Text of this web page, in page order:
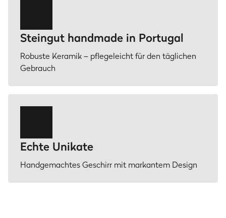
Steingut handmade in Portugal
Robuste Keramik – pflegeleicht für den täglichen
Gebrauch
Echte Unikate
Handgemachtes Geschirr mit markantem Design